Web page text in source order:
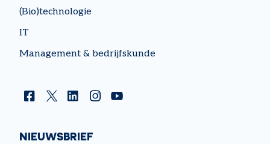
(Bio)technologie
IT
Management & bedrijfskunde
NIEUWSBRIEF